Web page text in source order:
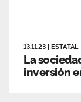
13.11.23 ESTATAL
La
inversión